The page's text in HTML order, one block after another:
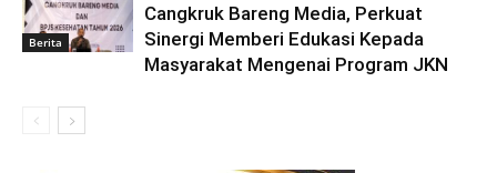
Berita
Cangkruk Bareng Media, Perkuat
Sinergi Memberi Edukasi Kepada
Masyarakat Mengenai Program JKN